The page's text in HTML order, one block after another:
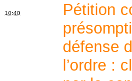
10:40
Pétition
défense
l’ordre :